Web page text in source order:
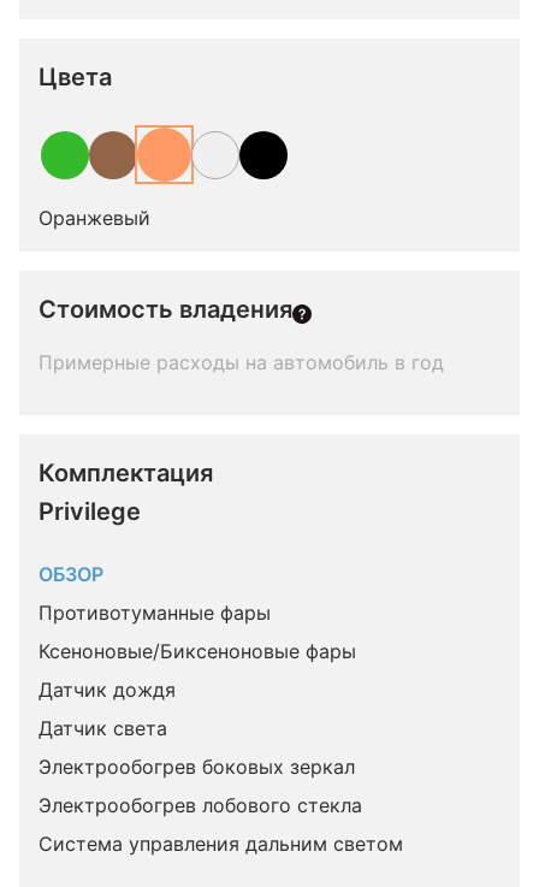
Цвета
Оранжевый
Стоимость владения
Примерные расходы на автомобиль в год
Комплектация
Privilege
ОБЗОР
Противотуманные фары
Ксеноновые/Биксеноновые фары
Датчик дождя
Датчик света
Электрообогрев боковых зеркал
Электрообогрев лобового стекла
Система управления дальним светом